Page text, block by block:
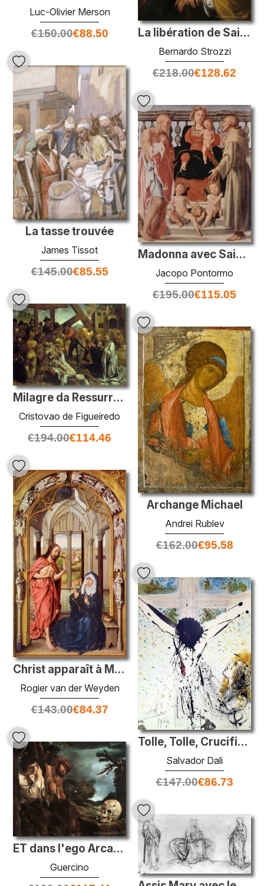
Luc-Olivier Merson
€150.00€88.50 La libération de Saint-Pierre
Bernardo Strozzi
€218.00€128.62
La tasse trouvée
James Tissot
€145.00€85.55
Madonna avec Saint-François et Saint-Jérôme
Jacopo Pontormo
€195.00€115.05
Milagre da Ressurrei??o fare Mancebo
Cristovao de Figueiredo
€194.00€114.46
Archange Michael
Andrei Rublev
€162.00€95.58
Christ apparaît à Marie
Rogier van der Weyden
€143.00€84.37
Tolle, Tolle, Crucifige Eum (Jean 19:15)
Salvador Dali
€147.00€86.73
ET dans l'ego Arcadia
Guercino